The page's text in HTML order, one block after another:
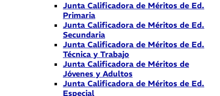
Junta Calificadora de Méritos de Ed.
Primaria
Junta Calificadora de Méritos de Ed.
Secundaria
Junta Calificadora de Méritos de Ed.
Técnica y Trabajo
Junta Calificadora de Méritos de
Jóvenes y Adultos
Junta Calificadora de Méritos de Ed.
Especial